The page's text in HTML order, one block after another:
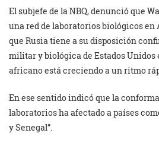
El subjefe de la NBQ, denunció que
una red de laboratorios biológicos
que Rusia tiene a su disposición
militar y biológica de Estados Unidos
africano está creciendo a un ritmo
En ese sentido indicó que la
laboratorios ha afectado a países
y Senegal”.